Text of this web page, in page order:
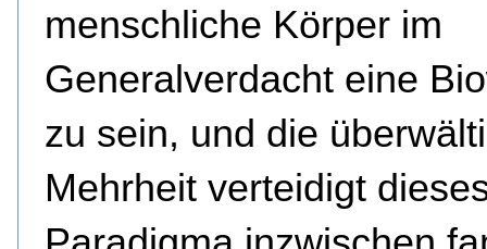
menschliche Körper im
Generalverdacht eine
zu sein, und die
Mehrheit verteidigt